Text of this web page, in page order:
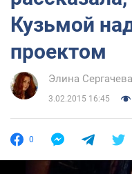
Кузьмой
проектом
Элина Сергачева
3.02.2015 16:45
0